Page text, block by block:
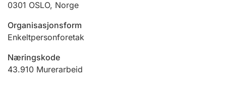
Ektepaktveileder
Offentlig sektor
0301 OSLO, Norge
Organisasjonsform
Enkeltpersonforetak
Næringskode
43.910 Murerarbeid